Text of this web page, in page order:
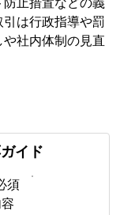
止措置などの義
は行政指導や罰
社内体制の見直
イド
須